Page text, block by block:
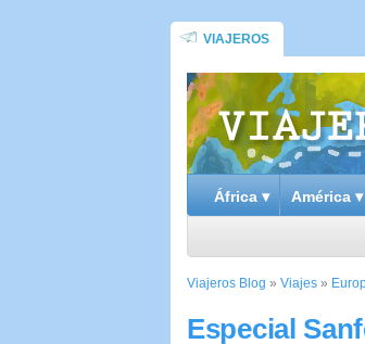
VIAJEROS
África ▾ América ▾
Viajeros Blog » Viajes »
Especial